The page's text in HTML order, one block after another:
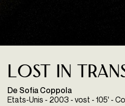
Lost in
De Sofia Coppola
Etats-Unis - 2003 - vost - 105' -